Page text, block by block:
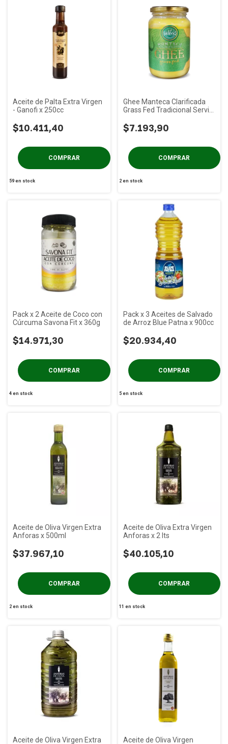
Aceite de Palta Extra Virgen
- Ganofi x 250cc
$10.411,40
59en stock
Ghee Manteca Clarificada
Grass Fed Tradicional Servio
$7.193,90
2 en stock
Pack x 2 Aceite de Coco con
Cúrcuma Savona Fit x 360g
$14.971,30
4en stock
Pack x 3 Aceites de Salvado
de Arroz Blue Patna x 900cc
$20.934,40
5 en stock
Aceite de Oliva Virgen Extra
Anforas x 500ml
$37.967,10
2en stock
Aceite de Oliva Extra Virgen
Anforas x 2 lts
$40.105,10
11 en stock
Aceite de Oliva Virgen Extra Aceite de Oliva Virgen